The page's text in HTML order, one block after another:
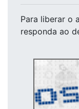
Para liberar o
responda ao